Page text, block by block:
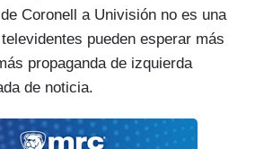
Coronell a Univisión no es una
pueden esperar más
propaganda de izquierda
de noticia.